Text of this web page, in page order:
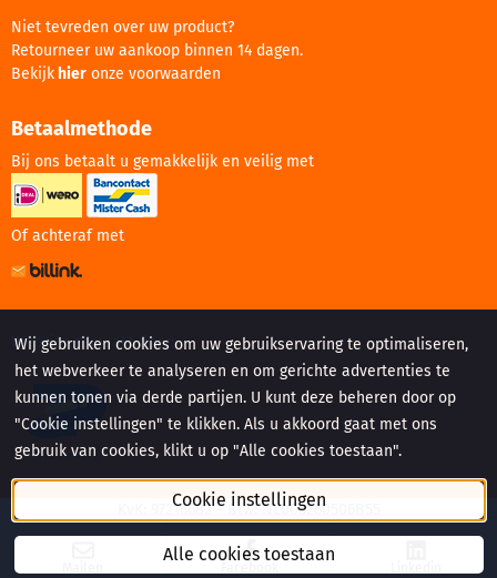
Niet tevreden over uw product?
Retourneer uw aankoop binnen 14 dagen.
Bekijk hier onze voorwaarden
Betaalmethode
Bij ons betaalt u gemakkelijk en veilig met
Of achteraf met
Website gemaakt door:
KvK: 97216682 - Btw: NL005260506B55
©2026BKS Sport en Bedrijfskleding. All Rights Reserved.
Wij gebruiken cookies om uw gebruikservaring te optimaliseren,
het webverkeer te analyseren en om gerichte advertenties te
kunnen tonen via derde partijen. U kunt deze beheren door op
"Cookie instellingen" te klikken. Als u akkoord gaat met ons
gebruik van cookies, klikt u op "Alle cookies toestaan".
Cookie instellingen
Alle cookies toestaan